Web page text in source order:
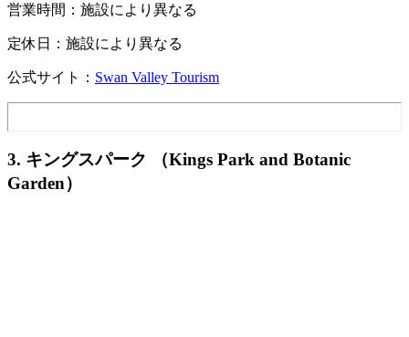
営業時間：施設により異なる
定休日：施設により異なる
公式サイト： Swan Valley Tourism
3. キングスパーク （Kings Park and Botanic
Garden）